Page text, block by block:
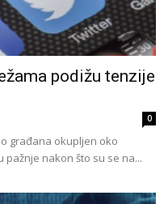
podižu tenzije
0
građana okupljen oko
nakon što su se na...